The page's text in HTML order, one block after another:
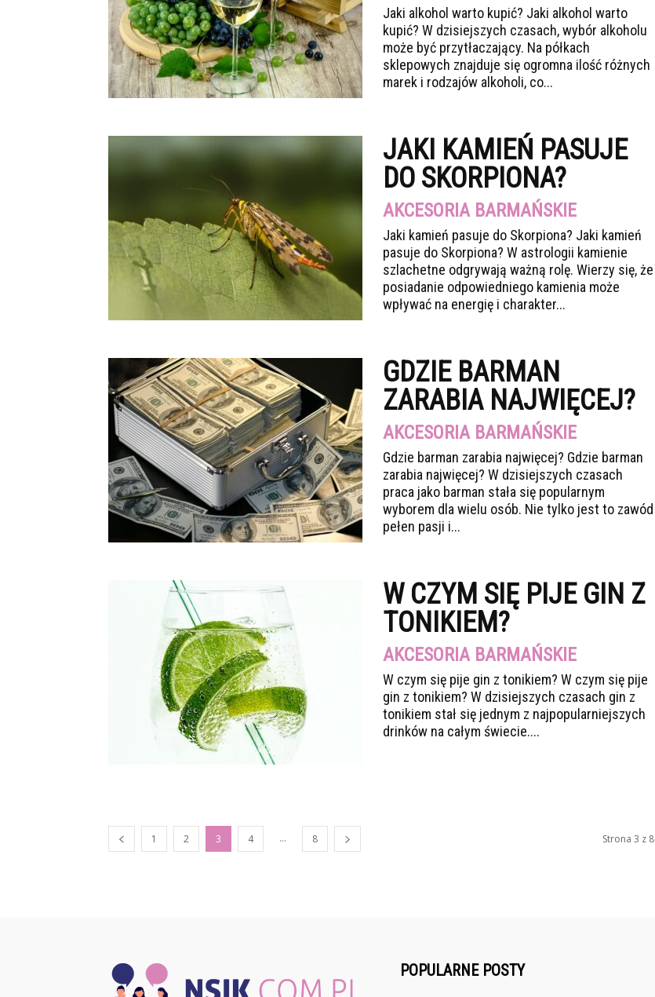
Jaki alkohol warto kupić? Jaki alkohol warto
kupić? W dzisiejszych czasach, wybór alkoholu
może być przytłaczający. Na półkach
sklepowych znajduje się ogromna ilość różnych
marek i rodzajów alkoholi, co...
JAKI KAMIEŃ PASUJE
DO SKORPIONA?
AKCESORIA BARMAŃSKIE
Jaki kamień pasuje do Skorpiona? Jaki kamień
pasuje do Skorpiona? W astrologii kamienie
szlachetne odgrywają ważną rolę. Wierzy się, że
posiadanie odpowiedniego kamienia może
wpływać na energię i charakter...
GDZIE BARMAN
ZARABIA NAJWIĘCEJ?
AKCESORIA BARMAŃSKIE
Gdzie barman zarabia najwięcej? Gdzie barman
zarabia najwięcej? W dzisiejszych czasach
praca jako barman stała się popularnym
wyborem dla wielu osób. Nie tylko jest to zawód
pełen pasji i...
W CZYM SIĘ PIJE GIN Z
TONIKIEM?
AKCESORIA BARMAŃSKIE
W czym się pije gin z tonikiem? W czym się pije
gin z tonikiem? W dzisiejszych czasach gin z
tonikiem stał się jednym z najpopularniejszych
drinków na całym świecie....
1 2 3 4 ... 8 Strona 3 z 8
POPULARNE POSTY